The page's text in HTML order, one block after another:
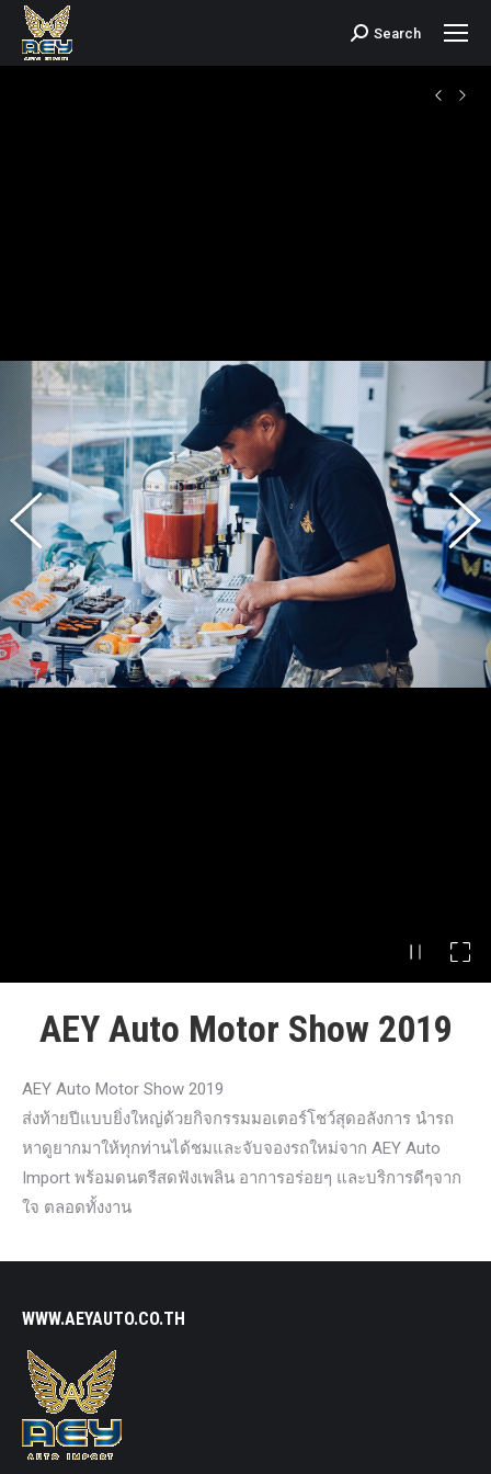
Search:
Search
AEY Auto Motor Show 2019
AEY Auto Motor Show 2019
ส่งท้ายปีแบบยิ่งใหญ่ด้วยกิจกรรมมอเตอร์โชว์สุดอลังการ นำรถ
หาดูยากมาให้ทุกท่านได้ชมและจับจองรถใหม่จาก AEY Auto
Import พร้อมดนตรีสดฟังเพลิน อาการอร่อยๆ และบริการดีๆจาก
ใจ ตลอดทั้งงาน
WWW.AEYAUTO.CO.TH